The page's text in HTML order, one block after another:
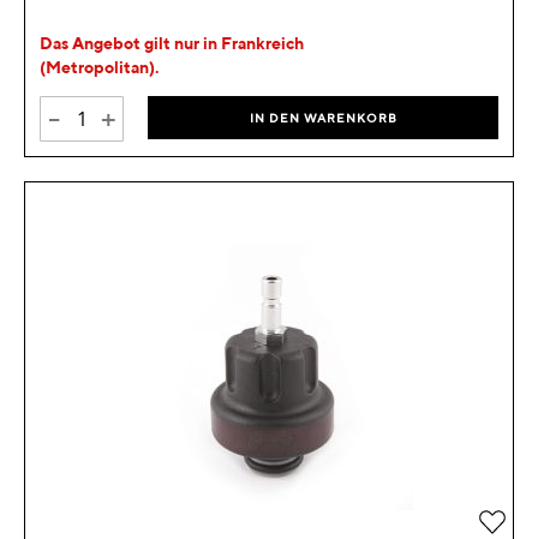
Das Angebot gilt nur in Frankreich
(Metropolitan).
- + IN DEN WARENKORB
Zur